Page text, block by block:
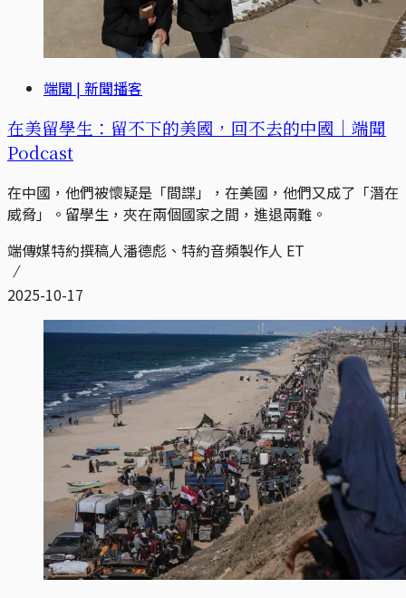
端聞 | 新聞播客
在美留學生：留不下的美國，回不去的中國｜端聞
Podcast
在中國，他們被懷疑是「間諜」，在美國，他們又成了「潛在
威脅」。留學生，夾在兩個國家之間，進退兩難。
端傳媒特約撰稿人潘德彪、特約音頻製作人 ET
2025-10-17